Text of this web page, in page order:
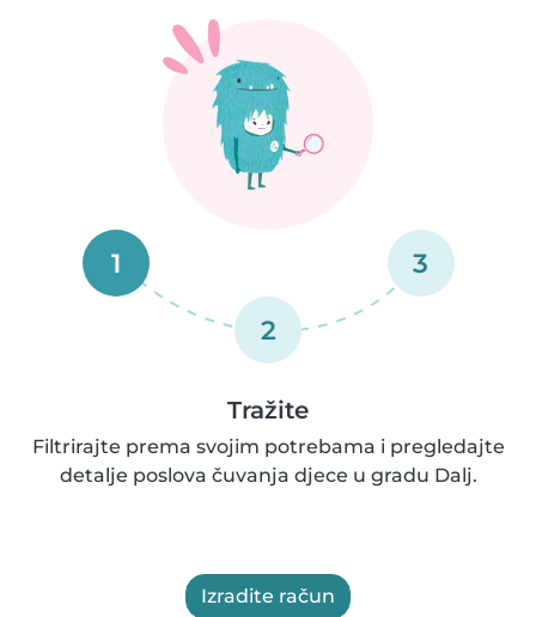
1
2
3
Tražite
Filtrirajte prema svojim potrebama i pregledajte
detalje poslova čuvanja djece u gradu Dalj.
Izradite račun